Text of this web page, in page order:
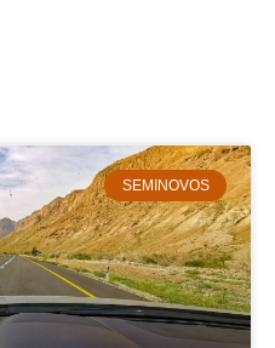
SEMINOVOS